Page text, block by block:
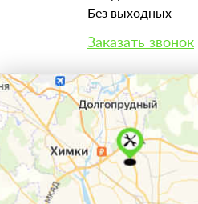
Без выходных
Заказать звонок